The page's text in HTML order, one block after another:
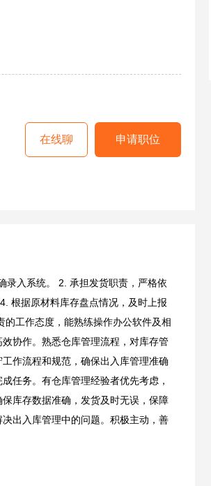
在线聊 申请职位
录入系统。 2. 承担发货职责，严格依
根据原材料库存盘点情况，及时上报
工作态度，能熟练操作办公软件及相
协作。熟悉仓库管理流程，对库存管
作流程和规范，确保出入库管理准确
任务。有仓库管理经验者优先考虑，
库存数据准确，发货及时无误，保障
出入库管理中的问题。积极主动，善